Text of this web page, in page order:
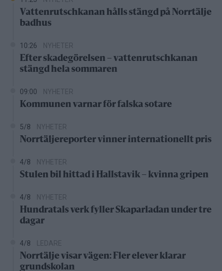
Vattenrutschkanan hålls stängd på Norrtälje
badhus
10:26 NYHETER
Efter skadegörelsen – vattenrutschkanan
stängd hela sommaren
09:00 NYHETER
Kommunen varnar för falska sotare
5/8 NYHETER
Norrtäljereporter vinner internationellt pris
4/8 NYHETER
Stulen bil hittad i Hallstavik – kvinna gripen
4/8 NYHETER
Hundratals verk fyller Skaparladan under tre
dagar
4/8 LEDARE
Norrtälje visar vägen: Fler elever klarar
grundskolan